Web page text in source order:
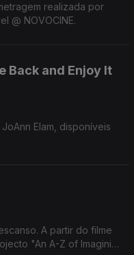
realizada por
@ NOVOCINE.
Back and Enjoy It
Elam, disponíveis
A partir do filme
"An A-Z of Imagining